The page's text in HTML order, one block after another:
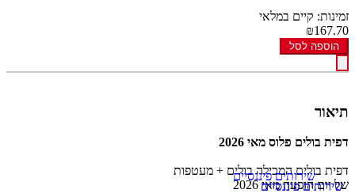
זמינות: קיים במלאי
₪167.70
הוספה לסל
תיאור
דפית בולים פלוס מאי 2026
דפית בולים המכילה בולים + מעטפות
של יום הופעה מאי 2026